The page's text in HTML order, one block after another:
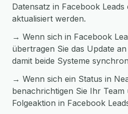
Datensatz in Facebook
aktualisiert werden.
→ Wenn sich in Facebook
übertragen Sie das Update
damit beide Systeme
→ Wenn sich ein Status in
benachrichtigen Sie Ihr Team
Folgeaktion in Facebook